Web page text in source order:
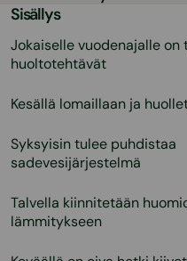
Sisällys
Jokaiselle vuodenajalle
huoltotehtävät
Kesällä lomaillaan ja
Syksyisin tulee puhdistaa
sadevesijärjestelmä
Talvella kiinnitetään
lämmitykseen